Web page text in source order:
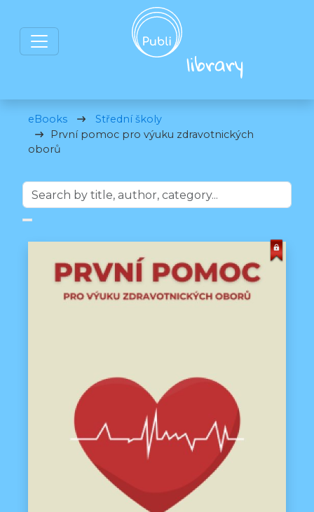
eBooks
Střední školy
První pomoc pro výuku zdravotnických
oborů